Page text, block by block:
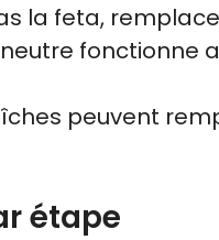
la feta,
fonctionne
peuvent
étape